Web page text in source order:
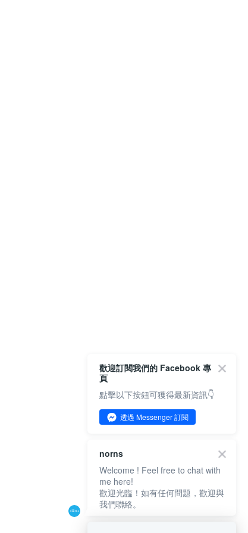
歡迎訂閱我們的 Facebook 專
頁
點擊以下按鈕可獲得最新資訊👇
透過 Messenger 訂閱
norns
Welcome ! Feel free to chat with
me here!
歡迎光臨！如有任何問題，歡迎與
我們聯絡。